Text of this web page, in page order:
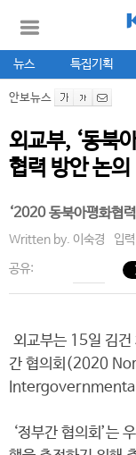
뉴스 특집기획
안보뉴스
외교부, ‘동북
협력 방안 논의
‘2020 동북아평화협
Written by. 이숙경 입
공유:
외교부는 15일 김건
간 협의회(2020
‘정부간 협의회’는